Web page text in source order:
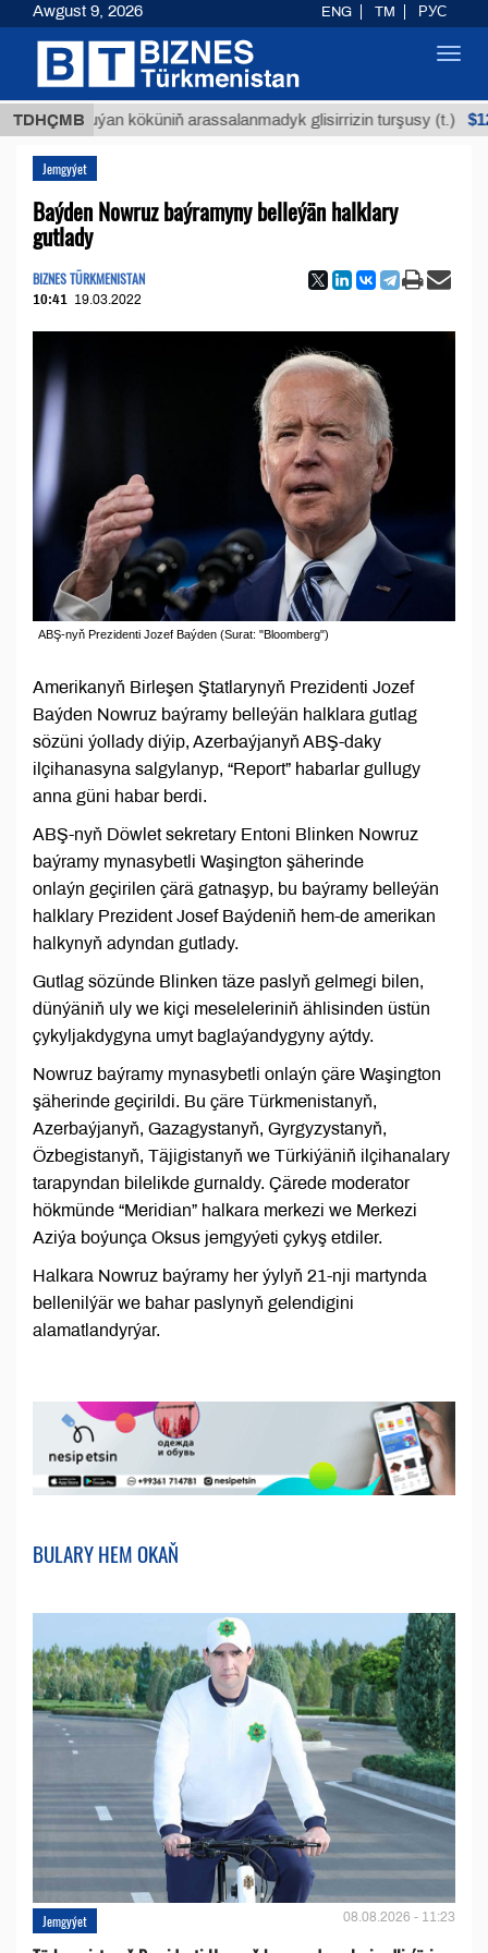
TDHÇMB
Buýan köküniň arassalanmadyk glisirrizin turşusy (t.)
Jemgyýet
Baýden Nowruz baýramyny belleýän halklary
gutlady
BIZNES TÜRKMENISTAN
10:41 19.03.2022
ABŞ-nyň Prezidenti Jozef Baýden (Surat: "Bloomberg")
Amerikanyň Birleşen Ştatlarynyň Prezidenti Jozef
Baýden Nowruz baýramy belleýän halklara gutlag
sözüni ýollady diýip, Azerbaýjanyň ABŞ-daky
ilçihanasyna salgylanyp, “Report” habarlar gullugy
anna güni habar berdi.
ABŞ-nyň Döwlet sekretary Entoni Blinken Nowruz
baýramy mynasybetli Waşington şäherinde
onlaýn geçirilen çärä gatnaşyp, bu baýramy belleýän
halklary Prezident Josef Baýdeniň hem-de amerikan
halkynyň adyndan gutlady.
Gutlag sözünde Blinken täze paslyň gelmegi bilen,
dünýäniň uly we kiçi meseleleriniň ählisinden üstün
çykyljakdygyna umyt baglaýandygyny aýtdy.
Nowruz baýramy mynasybetli onlaýn çäre Waşington
şäherinde geçirildi. Bu çäre Türkmenistanyň,
Azerbaýjanyň, Gazagystanyň, Gyrgyzystanyň,
Özbegistanyň, Täjigistanyň we Türkiýäniň ilçihanalary
tarapyndan bilelikde gurnaldy. Çärede moderator
hökmünde “Meridian” halkara merkezi we Merkezi
Aziýa boýunça Oksus jemgyýeti çykyş etdiler.
Halkara Nowruz baýramy her ýylyň 21-nji martynda
bellenilýär we bahar paslynyň gelendigini
alamatlandyrýar.
BULARY HEM OKAŇ
Jemgyýet 08.08.2026 - 11:23
Awgust 9, 2026 ENG TM РУС